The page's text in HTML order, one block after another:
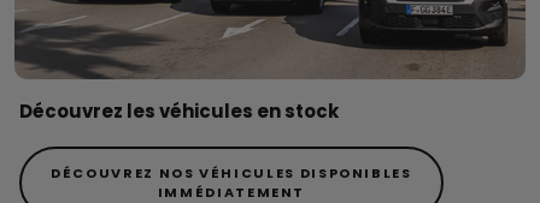
Découvrez les véhicules en stock
DÉCOUVREZ NOS VÉHICULES DISPONIBLES
IMMÉDIATEMENT